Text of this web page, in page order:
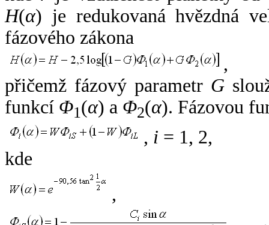
H(α) je redukovaná hvězdná
fázového zákona
,
přičemž fázový parametr G
funkcí Φ1(α) a Φ2(α). Fázovou
, i = 1, 2,
kde
,